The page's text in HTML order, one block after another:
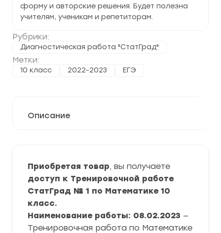
форму и авторские решения. Будет полезна
учителям, ученикам и репетиторам.
Рубрики:
Диагностическая работа "СтатГрад"
Метки:
10 класс 2022-2023 ЕГЭ
Описание
Приобретая товар, вы получаете
доступ к Тренировочной работе
СтатГрад № 1 по Математике 10
класс.
Наименование работы: 08.02.2023 —
Тренировочная работа по Математике